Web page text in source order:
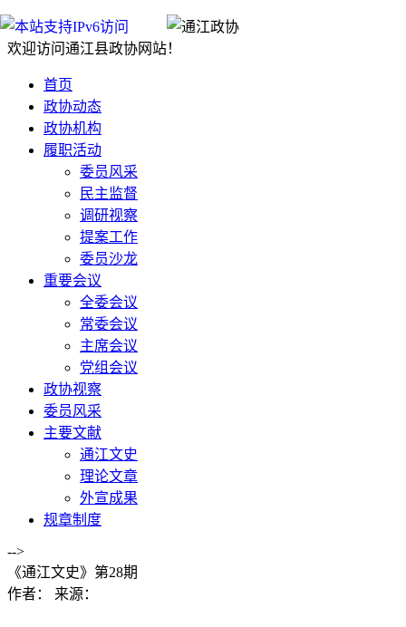
欢迎访问通江县政协网站！
首页
政协动态
政协机构
履职活动
委员风采
民主监督
调研视察
提案工作
委员沙龙
重要会议
全委会议
常委会议
主席会议
党组会议
政协视察
委员风采
主要文献
通江文史
理论文章
外宣成果
规章制度
-->
《通江文史》第28期
作者：
来源：